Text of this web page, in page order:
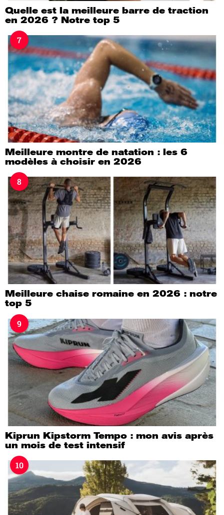
Quelle est la meilleure barre de traction
en 2026 ? Notre top 5
7
Meilleure montre de natation : les 6
modèles à choisir en 2026
8
Meilleure chaise romaine en 2026 : notre
top 5
9
Kiprun Kipstorm Tempo : mon avis après
un mois de test intensif
10